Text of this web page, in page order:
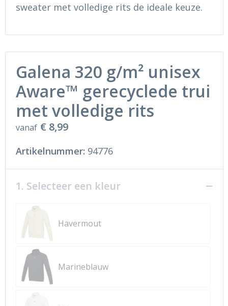
sweater met volledige rits de ideale keuze.
Galena 320 g/m² unisex
Aware™ gerecyclede trui
met volledige rits
vanaf € 8,99
Artikelnummer: 94776
1. Selecteer een kleur
Havermout
Marineblauw